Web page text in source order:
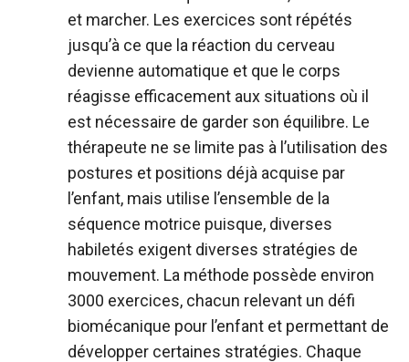
et marcher. Les exercices sont répétés
jusqu’à ce que la réaction du cerveau
devienne automatique et que le corps
réagisse efficacement aux situations où il
est nécessaire de garder son équilibre. Le
thérapeute ne se limite pas à l’utilisation des
postures et positions déjà acquise par
l’enfant, mais utilise l’ensemble de la
séquence motrice puisque, diverses
habiletés exigent diverses stratégies de
mouvement. La méthode possède environ
3000 exercices, chacun relevant un défi
biomécanique pour l’enfant et permettant de
développer certaines stratégies. Chaque